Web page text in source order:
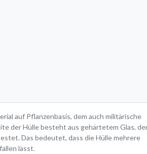
auf Pflanzenbasis, dem auch militärische
der Hülle besteht aus gehärtetem Glas,
Das bedeutet, dass die Hülle mehrere
lässt.